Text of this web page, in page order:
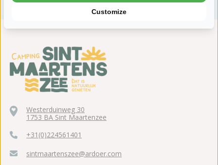
Westerduinweg 30
1753 BA Sint Maartenzee
+31(0)224561401
sintmaartenszee@ardoer.com
Customize